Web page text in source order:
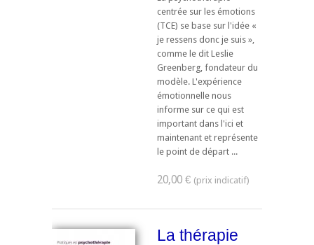
centrée sur les émotions
(TCE) se base sur l'idée «
je ressens donc je suis »,
comme le dit Leslie
Greenberg, fondateur du
modèle. L'expérience
émotionnelle nous
informe sur ce qui est
important dans l'ici et
maintenant et représente
le point de départ ...
20,00 €
La thérapie